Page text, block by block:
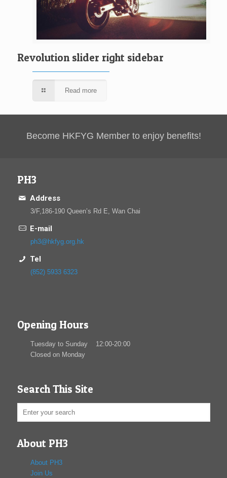
Revolution slider right sidebar
Read more
Become HKFYG Member to enjoy benefits!
PH3
Address
3/F,186-190 Queen’s Rd E, Wan Chai
E-mail
ph3@hkfyg.org.hk
Tel
(852) 5933 6323
Opening Hours
Tuesday to Sunday 12:00-20:00
Closed on Monday
Search This Site
About PH3
About PH3
Join Us